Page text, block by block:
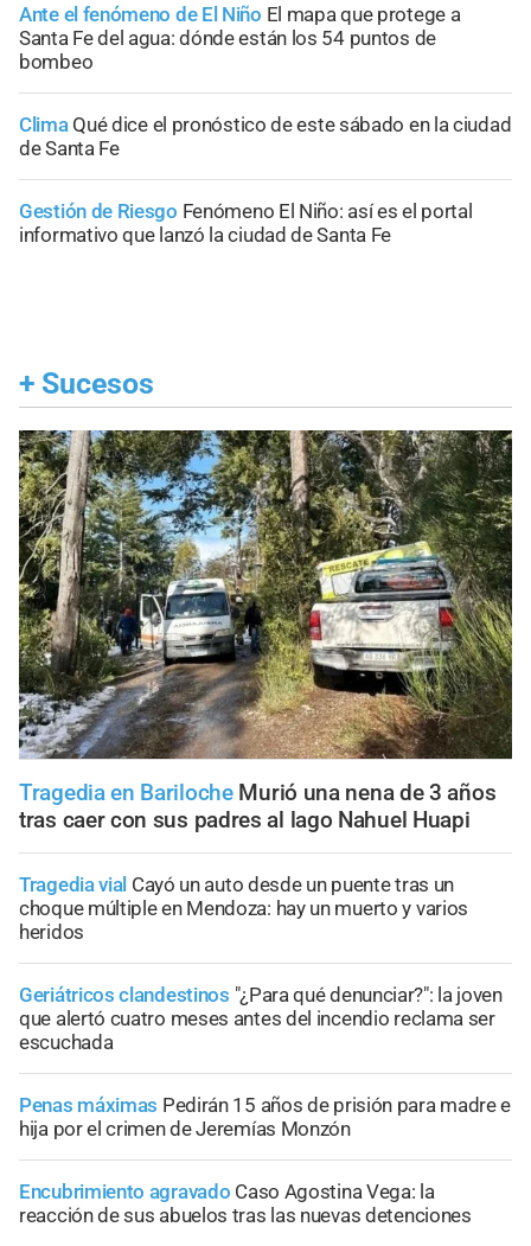
Ante el fenómeno de El Niño El mapa que protege a
Santa Fe del agua: dónde están los 54 puntos de
bombeo
Clima Qué dice el pronóstico de este sábado en la ciudad
de Santa Fe
Gestión de Riesgo Fenómeno El Niño: así es el portal
informativo que lanzó la ciudad de Santa Fe
+ Sucesos
Tragedia en Bariloche Murió una nena de 3 años
tras caer con sus padres al lago Nahuel Huapi
Tragedia vial Cayó un auto desde un puente tras un
choque múltiple en Mendoza: hay un muerto y varios
heridos
Geriátricos clandestinos "¿Para qué denunciar?": la joven
que alertó cuatro meses antes del incendio reclama ser
escuchada
Penas máximas Pedirán 15 años de prisión para madre e
hija por el crimen de Jeremías Monzón
Encubrimiento agravado Caso Agostina Vega: la
reacción de sus abuelos tras las nuevas detenciones